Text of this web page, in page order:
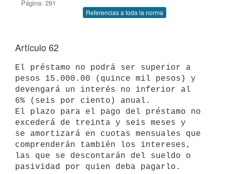
Página: 291
Referencias a toda la norma
Artículo 62
El préstamo no podrá ser superior a
pesos 15.000.00 (quince mil pesos) y
devengará un interés no inferior al
6% (seis por ciento) anual.
El plazo para el pago del préstamo no
excederá de treinta y seis meses y
se amortizará en cuotas mensuales que
comprenderán también los intereses,
las que se descontarán del sueldo o
pasividad por quien deba pagarlo.